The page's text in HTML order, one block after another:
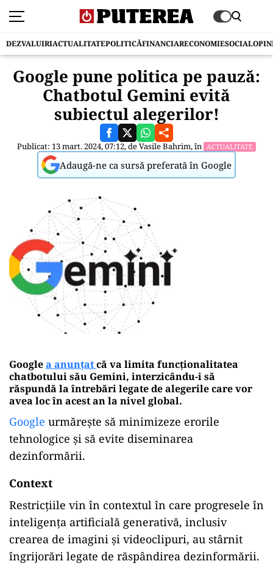
DEZVALUIRIACTUALITATEPOLITICĂFINANCIARECONOMIESOCIAL
Google pune politica pe pauză:
Chatbotul Gemini evită
subiectul alegerilor!
Publicat: 13 mart. 2024, 07:12, deVasile Bahrim, în ACTUALITATE
Adaugă-ne ca sursă preferată în Google
Googlea anunțatcă va limita funcționalitatea
chatbotului său Gemini, interzicându-i să
răspundă la întrebări legate de alegerile care vor
avea loc în acest an la nivel global.
Google urmărește să minimizeze erorile
tehnologice și să evite diseminarea
dezinformării.
Context
Restricțiile vin în contextul în care progresele în
inteligența artificială generativă, inclusiv
crearea de imagini și videoclipuri, au stârnit
îngrijorări legate de răspândirea dezinformării.